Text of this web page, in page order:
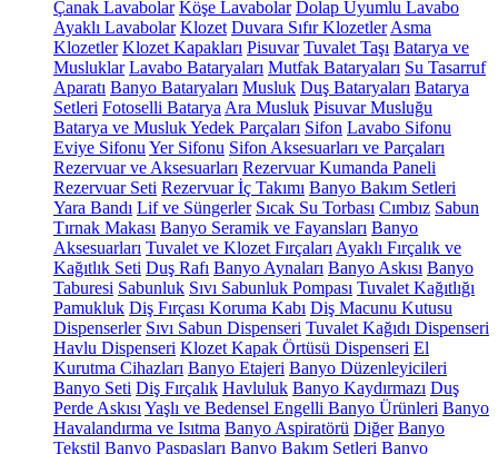
Çanak Lavabolar Köşe Lavabolar Dolap Uyumlu Lavabo
Ayaklı Lavabolar Klozet Duvara Sıfır Klozetler Asma
Klozetler Klozet Kapakları Pisuvar Tuvalet Taşı Batarya ve
Musluklar Lavabo Bataryaları Mutfak Bataryaları Su Tasarruf
Aparatı Banyo Bataryaları Musluk Duş Bataryaları Batarya
Setleri Fotoselli Batarya Ara Musluk Pisuvar Musluğu
Batarya ve Musluk Yedek Parçaları Sifon Lavabo Sifonu
Eviye Sifonu Yer Sifonu Sifon Aksesuarları ve Parçaları
Rezervuar ve Aksesuarları Rezervuar Kumanda Paneli
Rezervuar Seti Rezervuar İç Takımı Banyo Bakım Setleri
Yara Bandı Lif ve Süngerler Sıcak Su Torbası Cımbız Sabun
Tırnak Makası Banyo Seramik ve Fayansları Banyo
Aksesuarları Tuvalet ve Klozet Fırçaları Ayaklı Fırçalık ve
Kağıtlık Seti Duş Rafı Banyo Aynaları Banyo Askısı Banyo
Taburesi Sabunluk Sıvı Sabunluk Pompası Tuvalet Kağıtlığı
Pamukluk Diş Fırçası Koruma Kabı Diş Macunu Kutusu
Dispenserler Sıvı Sabun Dispenseri Tuvalet Kağıdı Dispenseri
Havlu Dispenseri Klozet Kapak Örtüsü Dispenseri El
Kurutma Cihazları Banyo Etajeri Banyo Düzenleyicileri
Banyo Seti Diş Fırçalık Havluluk Banyo Kaydırmazı Duş
Perde Askısı Yaşlı ve Bedensel Engelli Banyo Ürünleri Banyo
Havalandırma ve Isıtma Banyo Aspiratörü Diğer Banyo
Tekstil Banyo Paspasları Banyo Bakım Setleri Banyo